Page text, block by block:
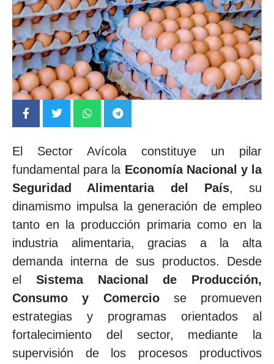
El Sector Avícola constituye un pilar
fundamental para la Economía Nacional y la
Seguridad Alimentaria del País, su
dinamismo impulsa la generación de empleo
tanto en la producción primaria como en la
industria alimentaria, gracias a la alta
demanda interna de sus productos. Desde
el Sistema Nacional de Producción,
Consumo y Comerciose promueven
estrategias y programas orientados al
fortalecimiento del sector, mediante la
supervisión de los procesos productivos